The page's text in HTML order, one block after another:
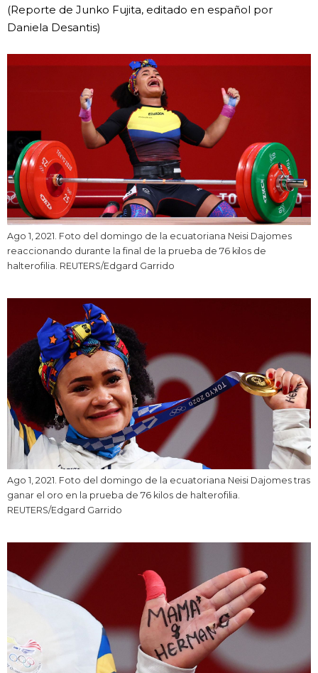
(Reporte de Junko Fujita, editado en español por
Daniela Desantis)
Ago 1, 2021. Foto del domingo de la ecuatoriana Neisi Dajomes
reaccionando durante la final de la prueba de 76 kilos de
halterofilia. REUTERS/Edgard Garrido
Ago 1, 2021. Foto del domingo de la ecuatoriana Neisi Dajomes tras
ganar el oro en la prueba de 76 kilos de halterofilia.
REUTERS/Edgard Garrido